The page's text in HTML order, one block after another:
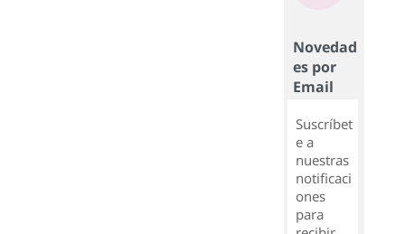
Novedad
es por
Email
Suscríbet
e a
nuestras
notificaci
ones
para